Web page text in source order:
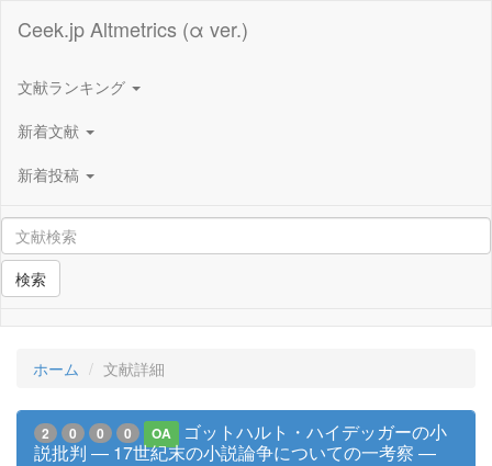
Ceek.jp Altmetrics (α ver.)
文献ランキング
新着文献
新着投稿
検索
ホーム 文献詳細
2 0 0 0 OA
ゴットハルト・ハイデッガーの小
説批判 ― 17世紀末の小説論争についての一考察 ―